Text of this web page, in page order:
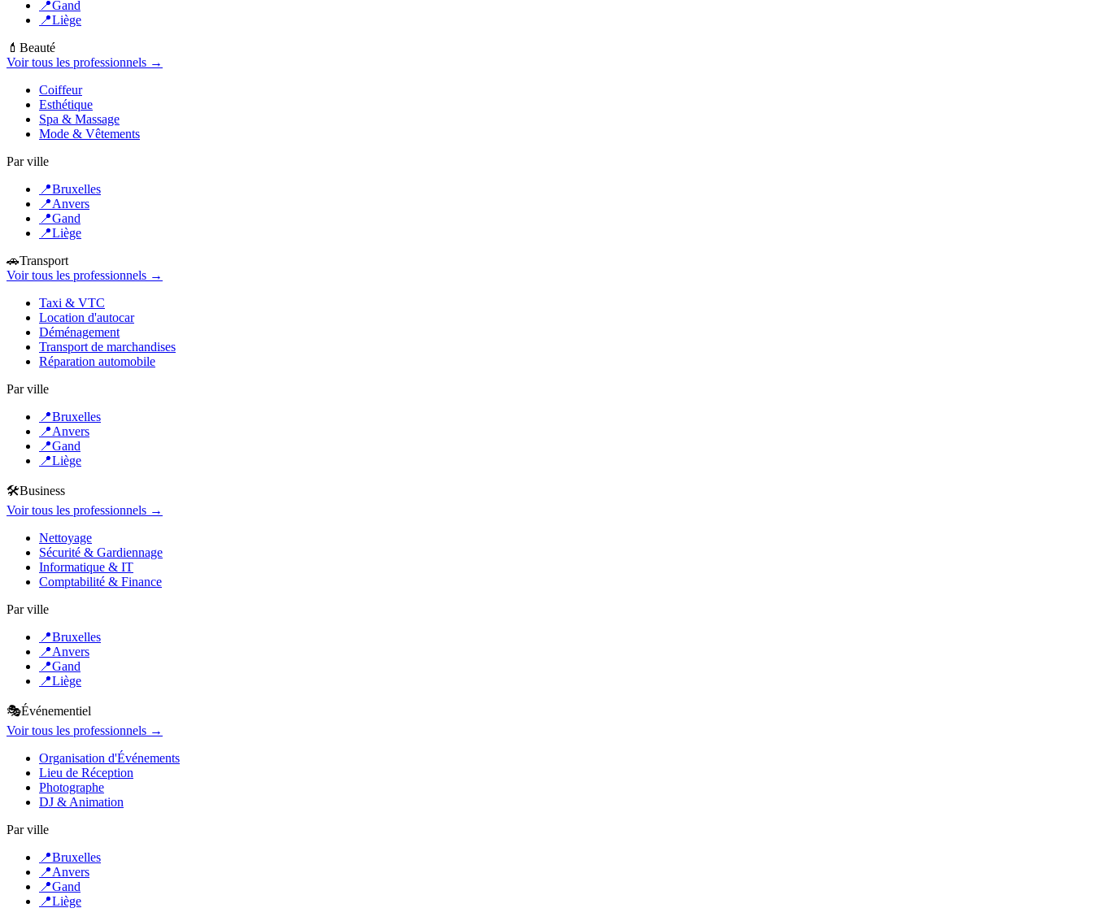
📍Gand
📍Liège
💄 Beauté
Voir tous les professionnels →
Coiffeur
Esthétique
Spa & Massage
Mode & Vêtements
Par ville
📍Bruxelles
📍Anvers
📍Gand
📍Liège
🚗Transport
Voir tous les professionnels →
Taxi & VTC
Location d'autocar
Déménagement
Transport de marchandises
Réparation automobile
Par ville
📍Bruxelles
📍Anvers
📍Gand
📍Liège
🛠️Business
Voir tous les professionnels →
Nettoyage
Sécurité & Gardiennage
Informatique & IT
Comptabilité & Finance
Par ville
📍Bruxelles
📍Anvers
📍Gand
📍Liège
🎭Événementiel
Voir tous les professionnels →
Organisation d'Événements
Lieu de Réception
Photographe
DJ & Animation
Par ville
📍Bruxelles
📍Anvers
📍Gand
📍Liège